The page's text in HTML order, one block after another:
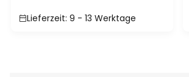
Lieferzeit: 9 - 13 Werktage